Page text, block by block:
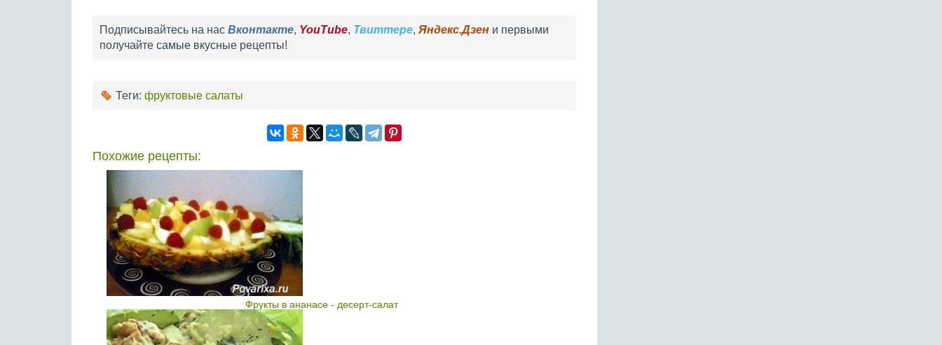
Подписывайтесь на нас Вконтакте, YouTube, Твиттере, Яндекс.Дзен и первыми
получайте самые вкусные рецепты!
Теги: фруктовые салаты
Похожие рецепты:
Фрукты в ананасе - десерт-салат